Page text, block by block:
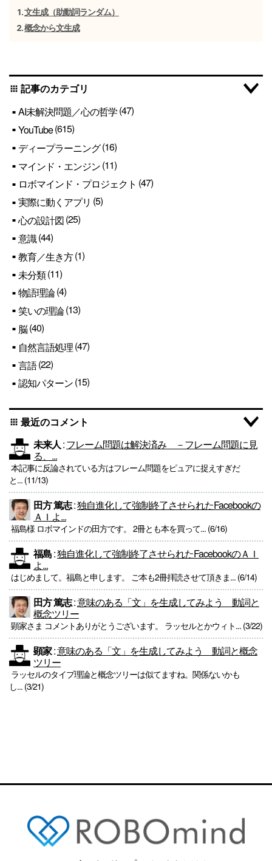
文生成（助動詞ランダム）
概念から文生成
apps 記事のカテゴリ
AI未解決問題／心の哲学(47)
YouTube(615)
ディープラーニング(16)
マインド・エンジン(11)
ロボマインド・プロジェクト (47)
実際に動くアプリ (5)
心の設計図(25)
意識(44)
教育／生き方(1)
未分類(11)
物語理論(4)
笑いの理論(13)
脳(40)
自然言語処理(47)
言語(22)
認知パターン(15)
apps 最近のコメント
未来人:フレーム問題は解決済み －フレーム問題に見
る、...
本記事に反論されている方はフレーム問題をピュアに捉えすぎだ
と... (11/13)
田方 篤志:独自進化して強制終了させられたFacebookの
ＡＩよ...
福島様 ロボマインドの田方です。 2冊とも本を買って... (6/16)
福島:独自進化して強制終了させられたFacebookのＡＩ
よ...
はじめまして。福島と申します。 ご本も2冊拝読させて頂きま... (6/14)
田方 篤志:意味のある「文」を生成してみよう 動詞と
概念ツリー
顕家さま コメントありがとうございます。 ラッセルとかウィト... (3/22)
顕家:意味のある「文」を生成してみよう 動詞と概念
ツリー
ラッセルのタイプ理論と概念ツリーは似てますね。関係ないかも
し... (3/21)